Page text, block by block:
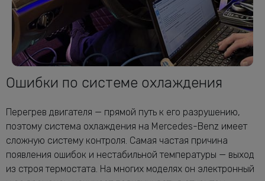
Ошибки по системе охлаждения
Перегрев двигателя — прямой путь к его разрушению,
поэтому система охлаждения на Mercedes-Benz имеет
сложную систему контроля. Самая частая причина
появления ошибок и нестабильной температуры — выход
из строя термостата. На многих моделях он электронный